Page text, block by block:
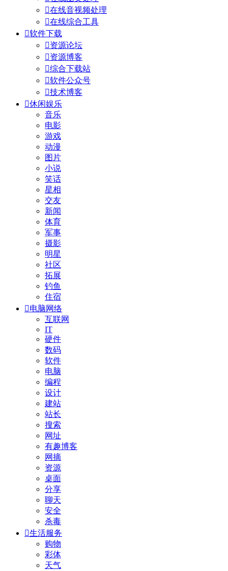
在线音视频处理
在线综合工具
软件下载
资源论坛
资源博客
综合下载站
软件公众号
技术博客
休闲娱乐
音乐
电影
游戏
动漫
图片
小说
笑话
星相
交友
新闻
体育
军事
摄影
明星
社区
拓展
钓鱼
住宿
电脑网络
互联网
IT
硬件
数码
软件
电脑
编程
设计
建站
站长
搜索
网址
有趣博客
网摘
资源
桌面
分享
聊天
安全
杀毒
生活服务
购物
彩体
天气